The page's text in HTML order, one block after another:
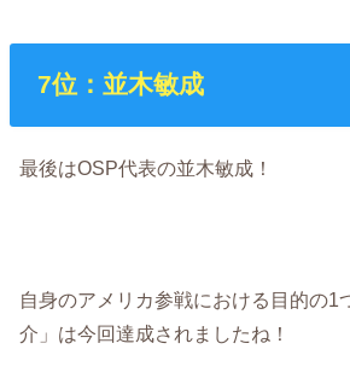
7位：並木敏成
最後はOSP代表の並木敏成！
自身のアメリカ参戦における目的の1
介」は今回達成されましたね！